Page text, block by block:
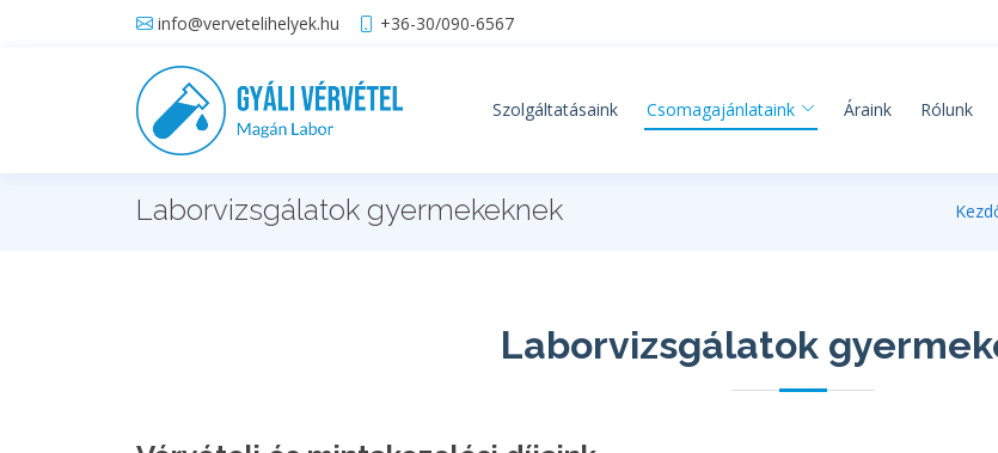
info@vervetelihelyek.hu +36-30/090-6567
Szolgáltatásaink Csomagajánlataink Áraink Rólunk
Laborvizsgálatok gyermekeknek
Laborvizsgálatok